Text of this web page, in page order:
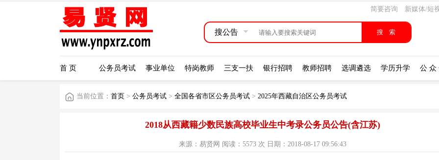
简要咨询 新媒体/短
搜公告
首 页 公务员考试 事业单位 特岗教师 三支一扶 银行招聘 教师招聘 选调遴选 学历升学 公 众
当前位置： 首页 > 公务员考试 > 全国各省市区公务员考试 > 2025年西藏自治区公务员考试
2018从西藏籍少数民族高校毕业生中考录公务员公告(含江苏)
来源：易贤网 阅读：5573 次 日期：2018-08-17 09:56:43